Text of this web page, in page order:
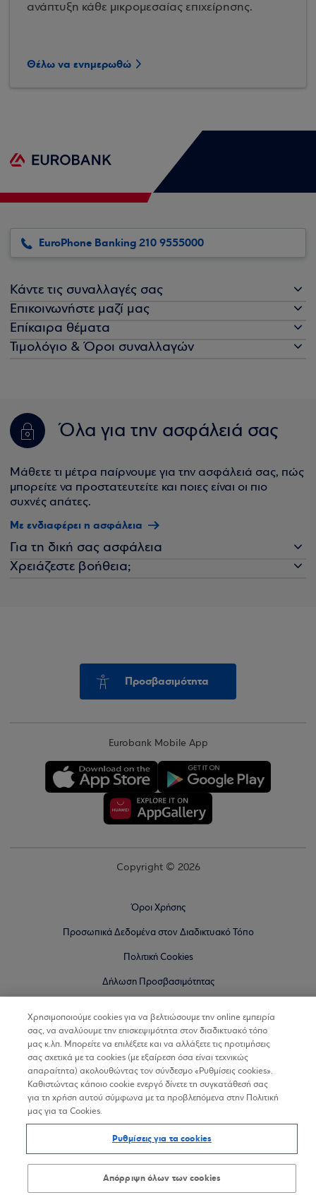
ανάπτυξη κάθε μικρομεσαίας επιχείρησης.
Θέλω να ενημερωθώ
EuroPhone Banking 210 9555000
Κάντε τις συναλλαγές σας
Επικοινωνήστε μαζί μας
Επίκαιρα θέματα
Τιμολόγιο & Όροι συναλλαγών
Όλα για την ασφάλειά σας
Μάθετε τι μέτρα παίρνουμε για την ασφάλειά σας, πώς
μπορείτε να προστατευτείτε και ποιες είναι οι πιο
συχνές απάτες.
Με ενδιαφέρει η ασφάλεια
Για τη δική σας ασφάλεια
Χρειάζεστε βοήθεια;
Προσβασιμότητα
Eurobank Mobile App
Copyright © 2026
Όροι Χρήσης
Προσωπικά Δεδομένα στον Διαδικτυακό Τόπο
Πολιτική Cookies
Δήλωση Προσβασιμότητας
Χρησιμοποιούμε cookies για να βελτιώσουμε την online εμπειρία
σας, να αναλύουμε την επισκεψιμότητα στον διαδικτυακό τόπο
μας κ.λπ. Μπορείτε να επιλέξετε και να αλλάξετε τις προτιμήσεις
σας σχετικά με τα cookies (με εξαίρεση όσα είναι τεχνικώς
απαραίτητα) ακολουθώντας τον σύνδεσμο «Ρυθμίσεις cookies».
Καθιστώντας κάποιο cookie ενεργό δίνετε τη συγκατάθεσή σας
για τη χρήση αυτού σύμφωνα με τα προβλεπόμενα στην Πολιτική
μας για τα Cookies.
Ρυθμίσεις για τα cookies
Απόρριψη όλων των cookies